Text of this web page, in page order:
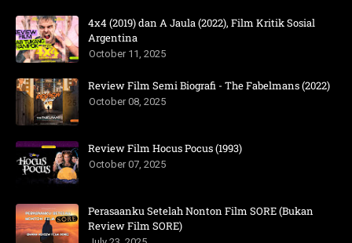
4x4 (2019) dan A Jaula (2022), Film Kritik Sosial
Argentina
October 11, 2025
Review Film Semi Biografi - The Fabelmans (2022)
October 08, 2025
Review Film Hocus Pocus (1993)
October 07, 2025
Perasaanku Setelah Nonton Film SORE (Bukan
Review Film SORE)